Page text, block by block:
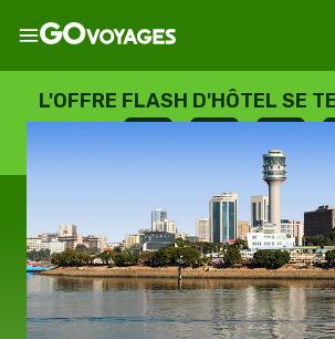
L'OFFRE FLASH D'HÔTEL SE
-- : -- : --
MINUTES
: